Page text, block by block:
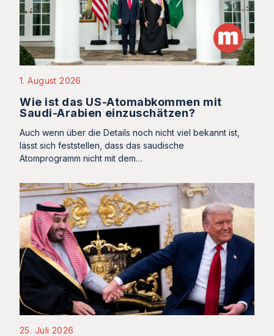
1. August 2026
Wie ist das US-Atomabkommen mit
Saudi-Arabien einzuschätzen?
Auch wenn über die Details noch nicht viel bekannt ist,
lässt sich feststellen, dass das saudische
Atomprogramm nicht mit dem…
25. Juli 2026